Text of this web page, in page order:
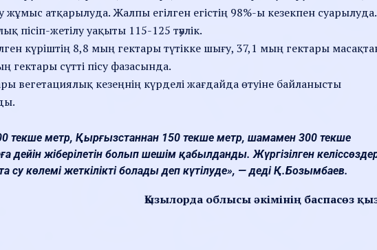
жұмыс атқарылуда. Жалпы егілген егістің 98%-ы кезекпен суарылуда.
пісіп-жетілу уақыты 115-125 тәулік.
күріштің 8,8 мың гектары түтікке шығу, 37,1 мың гектары
сүтті пісу фазасында.
вегетациялық кезеңнің күрделі жағдайда өтуіне байланысты
текше метр, Қырғызстаннан 150 текше метр, шамамен 300 текше
дейін жіберілетін болып шешім қабылданды. Жүргізілген
су көлемі жеткілікті болады деп күтілуде», — деді Қ.Бозымбаев.
Қызылорда облысы әкімінің баспасөз